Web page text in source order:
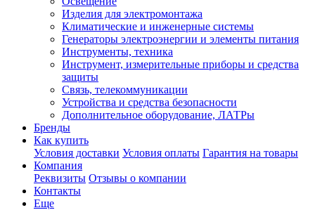
Изделия для электромонтажа
Климатические и инженерные системы
Генераторы электроэнергии и элементы питания
Инструменты, техника
Инструмент, измерительные приборы и средства
защиты
Связь, телекоммуникации
Устройства и средства безопасности
Дополнительное оборудование, ЛАТРы
Бренды
Как купить
Условия доставки Условия оплаты Гарантия на товары
Компания
Реквизиты Отзывы о компании
Контакты
Еще